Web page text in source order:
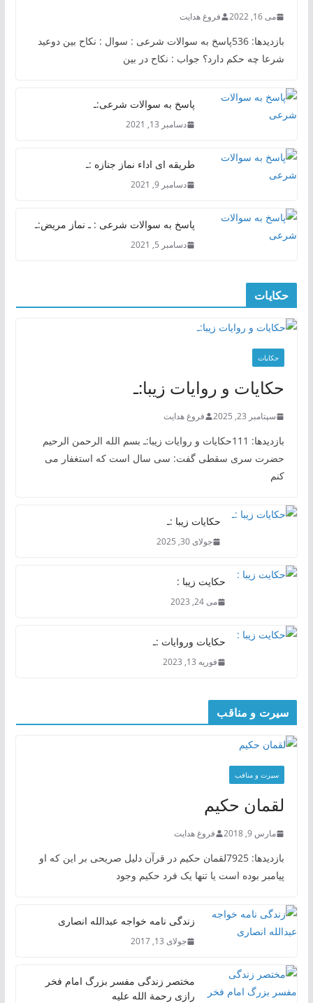
می 16, 2022 فروغ هدایت
بازدیدها: 536پاسخ به سوالات شرعی : سوال : نکاح بین دوعید
شرعا چه حکم دارد؟ جواب : نکاح در بین
پاسخ به سوالات شرعی:ـ
دسامبر 13, 2021
طریقه ای اداء نماز جنازه :ـ
دسامبر 9, 2021
پاسخ به سوالات شرعی : ـ نماز مریض:ـ
دسامبر 5, 2021
حکایات
حکایات
حکایات و روایات زیبا:ـ
سپتامبر 23, 2025 فروغ هدایت
بازدیدها: 111حکایات و روایات زیبا:ـ بسم الله الرحمن الرحیم
حضرت سری سقطی گفت: سی سال است که استغفار می
کنم
حکایات زیبا :ـ
جولای 30, 2025
حکایت زیبا :
می 24, 2023
حکایات وروایات :ـ
فوریه 13, 2023
سیرت و مناقب
سیرت و منافب
لقمان حکیم
مارس 9, 2018 فروغ هدایت
بازدیدها: 7925لقمان حکیم در قرآن دلیل صریحی بر این که او
پیامبر بوده است یا تنها یک فرد حکیم وجود
زندگی نامه خواجه عبدالله انصاری
جولای 13, 2017
مختصر زندگی مفسر بزرگ امام فخر
رازی رحمة الله علیه